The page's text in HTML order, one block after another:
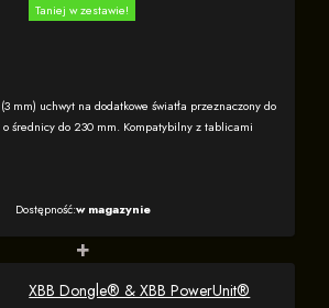
Taniej w zestawie!
mm) uchwyt na dodatkowe światła przeznaczony do
o średnicy do 230 mm. Kompatybilny z tablicami
Dostępność:w magazynie
+
XBB Dongle® & XBB PowerUnit®